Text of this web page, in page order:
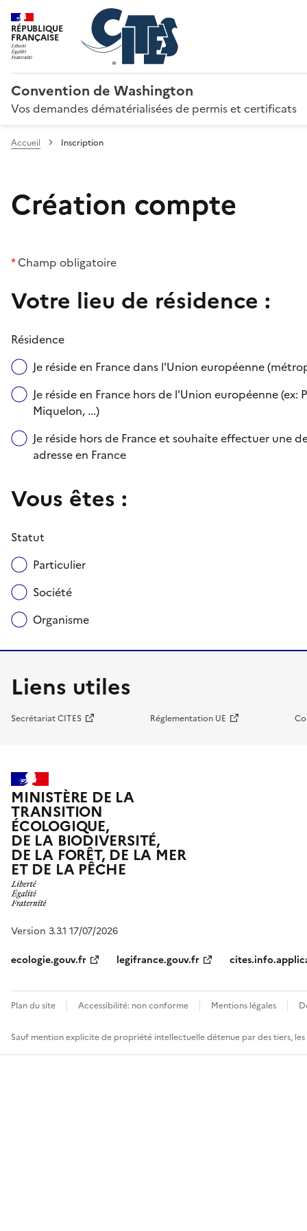
RÉPUBLIQUE
FRANÇAISE
Convention de Washington
Vos demandes dématérialisées de permis et certificats
Accueil Inscription
Création compte
*Champ obligatoire
Votre lieu de résidence :
Résidence
Je réside en France dans l'Union européenne
Je réside en France hors de l'Union européenne
Miquelon, ...)
Je réside hors de France et souhaite effectuer une
adresse en France
Vous êtes :
Statut
Particulier
Société
Organisme
Liens utiles
Secrétariat CITES Réglementation UE
MINISTÈRE DE LA
TRANSITION
ÉCOLOGIQUE,
DE LA BIODIVERSITÉ,
DE LA FORÊT, DE LA MER
ET DE LA PÊCHE
Version 3.3.1 17/07/2026
ecologie.gouv.fr
legifrance.gouv.fr
Plan du site Accessibilité: non conforme Mentions légales
Sauf mention explicite de propriété intellectuelle détenue par des tiers,